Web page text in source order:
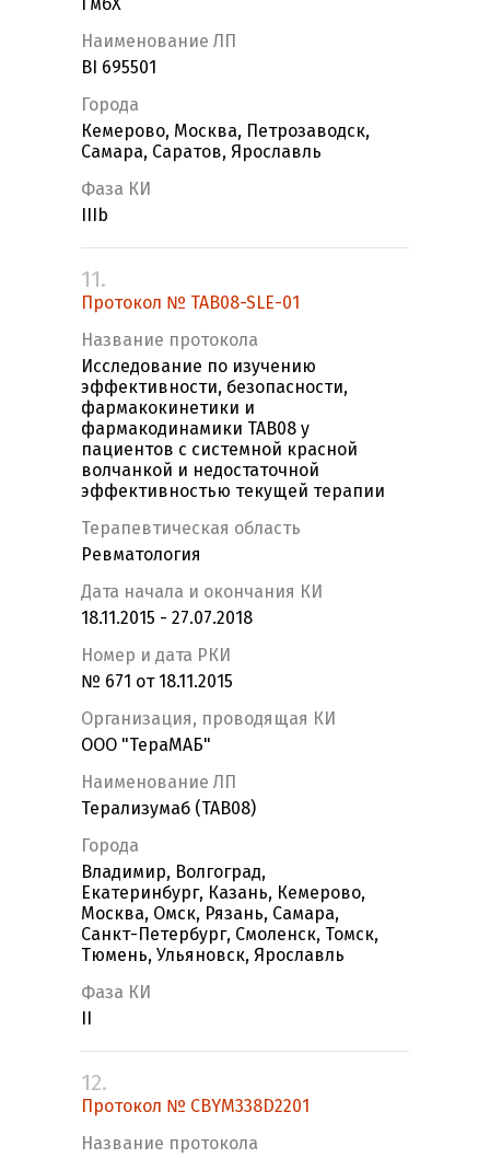
ГмбХ
Наименование ЛП
BI 695501
Города
Кемерово, Москва, Петрозаводск,
Самара, Саратов, Ярославль
Фаза КИ
IIIb
11.
Протокол № TAB08-SLE-01
Название протокола
Исследование по изучению
эффективности, безопасности,
фармакокинетики и
фармакодинамики ТАВ08 у
пациентов с системной красной
волчанкой и недостаточной
эффективностью текущей терапии
Терапевтическая область
Ревматология
Дата начала и окончания КИ
18.11.2015 - 27.07.2018
Номер и дата РКИ
№ 671 от 18.11.2015
Организация, проводящая КИ
ООО "ТераМАБ"
Наименование ЛП
Терализумаб (ТАВ08)
Города
Владимир, Волгоград,
Екатеринбург, Казань, Кемерово,
Москва, Омск, Рязань, Самара,
Санкт-Петербург, Смоленск, Томск,
Тюмень, Ульяновск, Ярославль
Фаза КИ
12.
Протокол № CBYM338D2201
Название протокола